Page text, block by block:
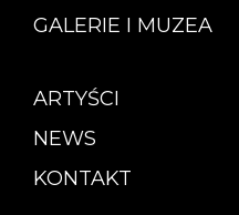
GALERIE I MUZEA
ARTYŚCI
NEWS
KONTAKT